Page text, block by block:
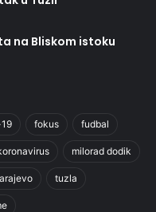
na Bliskom istoku
fokus fudbal
milorad dodik
tuzla